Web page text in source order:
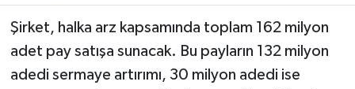
Şirket, halka arz kapsamında toplam 162 milyon
adet pay satışa sunacak. Bu payların 132 milyon
adedi sermaye artırımı, 30 milyon adedi ise